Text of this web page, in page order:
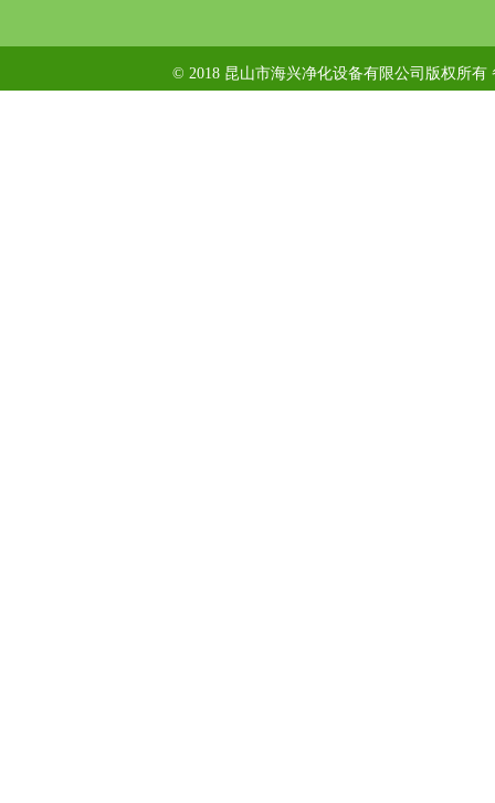
© 2018 昆山市海兴净化设备有限公司版权所有